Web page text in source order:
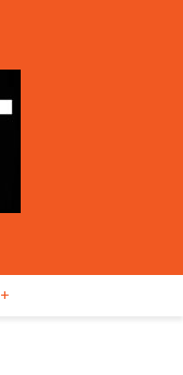
+